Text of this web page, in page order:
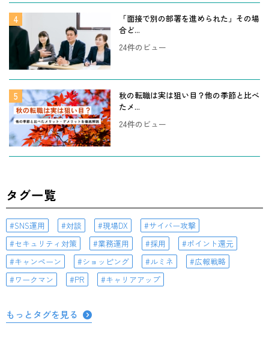
「面接で別の部署を進められた」その場
合ど...
24件のビュー
秋の転職は実は狙い目？他の季節と比べ
たメ...
24件のビュー
タグ一覧
SNS運用 対談 現場DX
サイバー攻撃
セキュリティ対策
業務運用 採用
ポイント還元
キャンペーン
ショッピング ルミネ
広報戦略
ワークマン
PR キャリアアップ
もっとタグを見る